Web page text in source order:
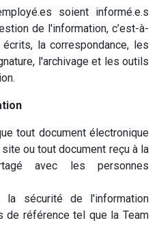
soient informé.e.s
de l'information, c’est-à-
la correspondance, les
l'archivage et les outils
tout document électronique
ou tout document reçu à la
avec les personnes
sécurité de l'information
de référence tel que la Team